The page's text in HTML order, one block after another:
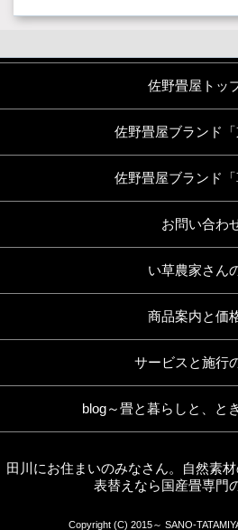
田川にお住まいのみなさん。自然素
表替えなら国産畳専門
佐野畳屋トッ
佐野畳屋ブランド「
佐野畳屋ブランド「
お問い合わ
い草農家さん
商品案内と価
サービスと施行
blog～畳と暮らしと、と
Copyright (C) 2015～ SANO-